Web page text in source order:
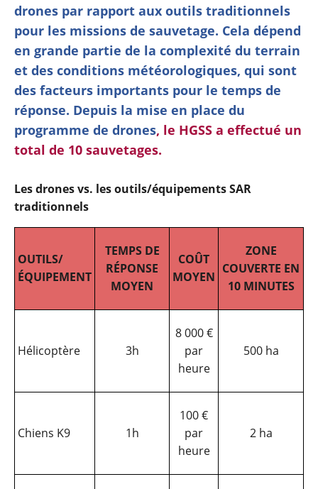
drones par rapport aux outils traditionnels
pour les missions de sauvetage. Cela dépend
en grande partie de la complexité du terrain
et des conditions météorologiques, qui sont
des facteurs importants pour le temps de
réponse. Depuis la mise en place du
programme de drones, le HGSS a effectué un
total de 10 sauvetages.
Les drones vs. les outils/équipements SAR
traditionnels
OUTILS/
ÉQUIPEMENT
TEMPS DE
RÉPONSE
MOYEN
COÛT
MOYEN
ZONE
COUVERTE EN
10 MINUTES
Hélicoptère 3h
8 000 €
par
heure
500 ha
Chiens K9 1h
100 €
par
heure
2 ha